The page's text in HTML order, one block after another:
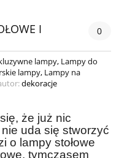
I
0
lampy, Lampy do
lampy, Lampy na
dekoracje
że już nic
uda się stworzyć
o lampy stołowe
tymczasem